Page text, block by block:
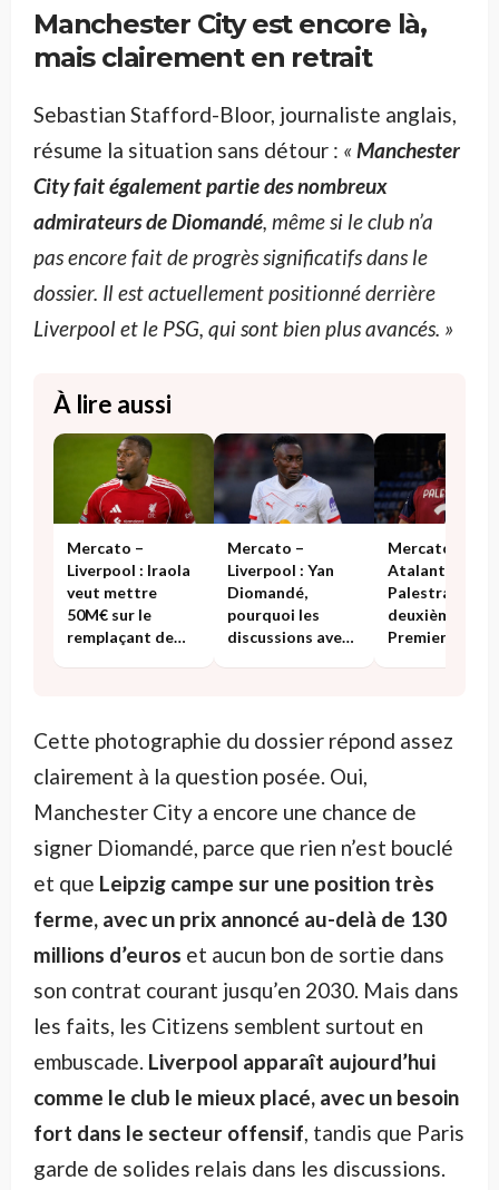
Manchester City est encore là,
mais clairement en retrait
Sebastian Stafford-Bloor, journaliste anglais,
résume la situation sans détour : «Manchester
City fait également partie des nombreux
admirateurs de Diomandé, même si le club n’a
pas encore fait de progrès significatifs dans le
dossier. Il est actuellement positionné derrière
Liverpool et le PSG, qui sont bien plus avancés. »
À lire aussi
Mercato –
Liverpool : Iraola
veut mettre
50M€ sur le
remplaçant de
Mercato –
Liverpool : Yan
Diomandé,
pourquoi les
discussions avec
Mercato –
Atalanta :
Palestra, un
deuxième club
Premier
Cette photographie du dossier répond assez
clairement à la question posée. Oui,
Manchester City a encore une chance de
signer Diomandé, parce que rien n’est bouclé
et que Leipzig campe sur une position très
ferme, avec un prix annoncé au-delà de 130
millions d’euros et aucun bon de sortie dans
son contrat courant jusqu’en 2030. Mais dans
les faits, les Citizens semblent surtout en
embuscade. Liverpool apparaît aujourd’hui
comme le club le mieux placé, avec un besoin
fort dans le secteur offensif, tandis que Paris
garde de solides relais dans les discussions.